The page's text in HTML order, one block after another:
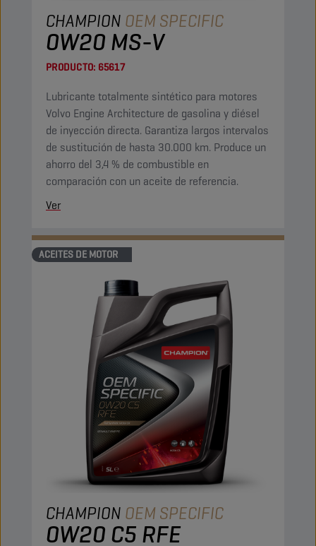
CHAMPION OEM SPECIFIC
0W20 MS-V
PRODUCTO: 65617
Lubricante totalmente sintético para motores
Volvo Engine Architecture de gasolina y diésel
de inyección directa. Garantiza largos intervalos
de sustitución de hasta 30.000 km. Produce un
ahorro del 3,4 % de combustible en
comparación con un aceite de referencia.
Ver
ACEITES DE MOTOR
CHAMPION OEM SPECIFIC
0W20 C5 RFE